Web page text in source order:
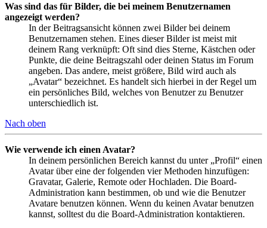
Was sind das für Bilder, die bei meinem Benutzernamen
angezeigt werden?
In der Beitragsansicht können zwei Bilder bei deinem
Benutzernamen stehen. Eines dieser Bilder ist meist mit
deinem Rang verknüpft: Oft sind dies Sterne, Kästchen oder
Punkte, die deine Beitragszahl oder deinen Status im Forum
angeben. Das andere, meist größere, Bild wird auch als
„Avatar“ bezeichnet. Es handelt sich hierbei in der Regel um
ein persönliches Bild, welches von Benutzer zu Benutzer
unterschiedlich ist.
Nach oben
Wie verwende ich einen Avatar?
In deinem persönlichen Bereich kannst du unter „Profil“ einen
Avatar über eine der folgenden vier Methoden hinzufügen:
Gravatar, Galerie, Remote oder Hochladen. Die Board-
Administration kann bestimmen, ob und wie die Benutzer
Avatare benutzen können. Wenn du keinen Avatar benutzen
kannst, solltest du die Board-Administration kontaktieren.